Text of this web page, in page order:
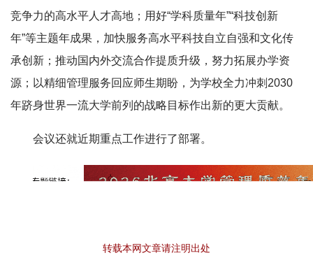
竞争力的高水平人才高地；用好“学科质量年”“科技创新
年”等主题年成果，加快服务高水平科技自立自强和文化传
承创新；推动国内外交流合作提质升级，努力拓展办学资
源；以精细管理服务回应师生期盼，为学校全力冲刺2030
年跻身世界一流大学前列的战略目标作出新的更大贡献。
会议还就近期重点工作进行了部署。
转载本网文章请注明出处